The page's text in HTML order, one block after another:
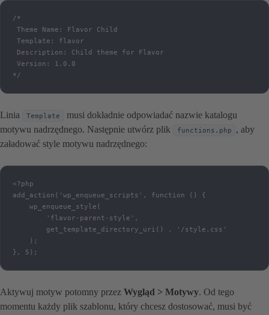
/*
Theme Name: Flavor Child
Template: flavor
Description: Child theme for Flavor
Version: 1.0.0
*/
Linia Template
musi dokładnie odpowiadać nazwie katalogu
motywu nadrzędnego. Następnie utwórz plik
functions.php
, aby
załadować style motywu nadrzędnego:
<?php
add_action('wp_enqueue_scripts', function () {
    wp_enqueue_style(
        'flavor-parent-style',
        get_template_directory_uri() . '/style.css'
    );
}, 5);
Aktywuj motyw potomny przez Wygląd > Motywy. Od tego
momentu każdy plik szablonu, który chcesz dostosować, musi być